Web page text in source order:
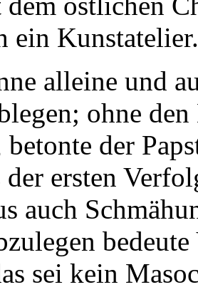
ein Kunstatelier.
alleine und
ohne
der
der ersten
auch
sei kein